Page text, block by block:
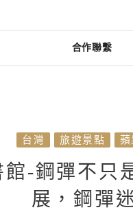
合作聯繫
台灣 旅遊景點 蘋
-鋼彈不只
展，鋼彈